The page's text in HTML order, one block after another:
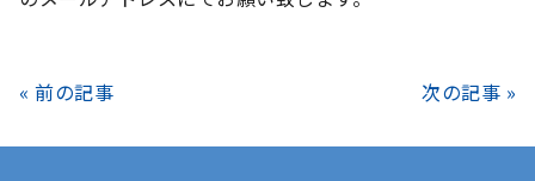
« 前の記事 次の記事 »